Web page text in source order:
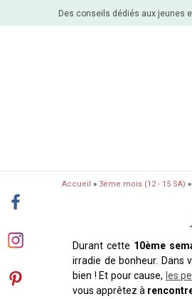
Des conseils dédiés aux jeunes
Accueil » 3ème mois (12 - 15 SA) »
Durant cette 10ème
irradie de bonheur. Dans
bien ! Et pour cause, les
vous apprêtez à